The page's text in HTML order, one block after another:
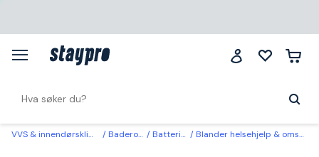
VVS & innendørsklima Baderom Batterier Blander helsehjelp & omsorg